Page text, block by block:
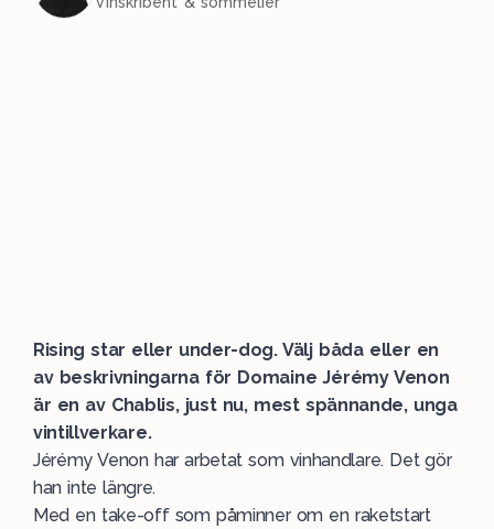
Rising star eller under-dog. Välj båda eller en
av beskrivningarna för Domaine Jérémy Venon
är en av Chablis, just nu, mest spännande, unga
vintillverkare.
Jérémy Venon har arbetat som vinhandlare. Det gör
han inte längre.
Med en take-off som påminner om en raketstart